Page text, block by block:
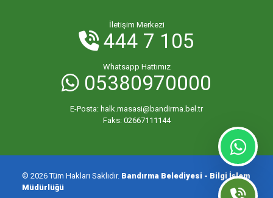
İletişim Merkezi
444 7 105
Whatsapp Hattımız
05380970000
E-Posta: halk.masasi@bandirma.bel.tr
Faks: 02667111144
© 2026 Tüm Hakları Saklıdır. Bandırma Belediyesi - Bilgi İşlem
Müdürlüğü